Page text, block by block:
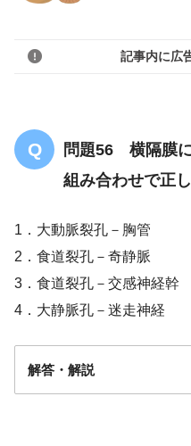
記事内に広
問題56 横隔膜
組み合わせで正
1．大動脈裂孔－胸管
2．食道裂孔－奇静脈
3．食道裂孔－交感神経幹
4．大静脈孔－迷走神経
解答・解説